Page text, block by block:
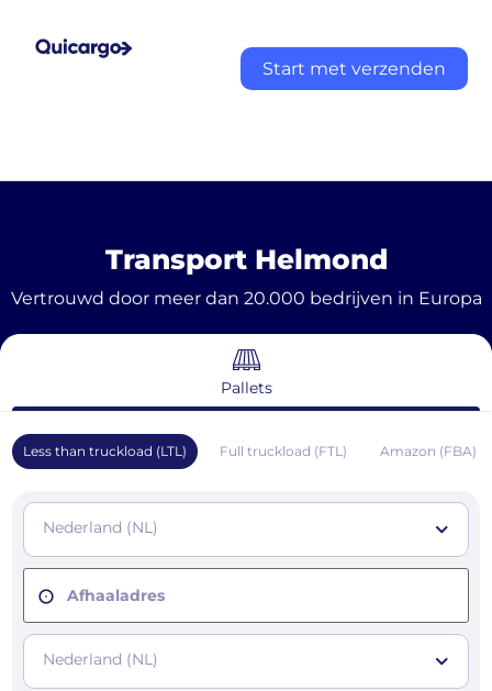
Start met verzenden
Transport Helmond
Vertrouwd door meer dan 20.000 bedrijven in Europa
Pallets
Less than truckload (LTL) Full truckload (FTL) Amazon (FBA)
Nederland (NL)
Afhaaladres
Nederland (NL)